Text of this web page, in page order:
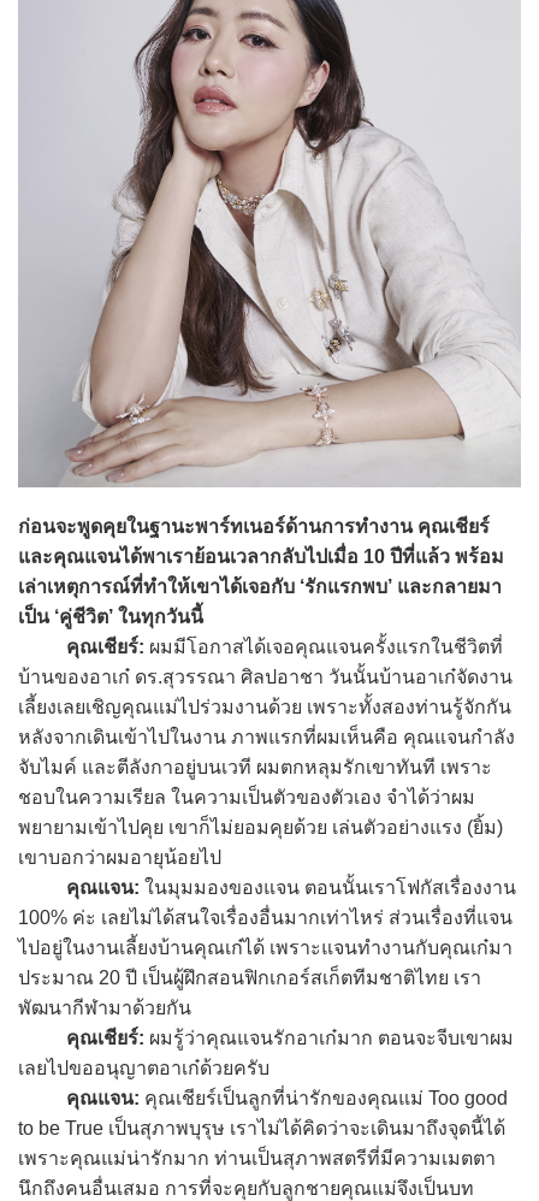
ก่อนจะพูดคุยในฐานะพาร์ทเนอร์ด้านการทำงาน คุณเชียร์
และคุณแจนได้พาเราย้อนเวลากลับไปเมื่อ 10 ปีที่แล้ว พร้อม
เล่าเหตุการณ์ที่ทำให้เขาได้เจอกับ ‘รักแรกพบ’ และกลายมา
เป็น ‘คู่ชีวิต’ ในทุกวันนี้
คุณเชียร์: ผมมีโอกาสได้เจอคุณแจนครั้งแรกในชีวิตที่
บ้านของอาเก๋ ดร.สุวรรณา ศิลปอาชา วันนั้นบ้านอาเก๋จัดงาน
เลี้ยงเลยเชิญคุณแม่ไปร่วมงานด้วย เพราะทั้งสองท่านรู้จักกัน
หลังจากเดินเข้าไปในงาน ภาพแรกที่ผมเห็นคือ คุณแจนกำลัง
จับไมค์ และตีลังกาอยู่บนเวที ผมตกหลุมรักเขาทันที เพราะ
ชอบในความเรียล ในความเป็นตัวของตัวเอง จำได้ว่าผม
พยายามเข้าไปคุย เขาก็ไม่ยอมคุยด้วย เล่นตัวอย่างแรง (ยิ้ม)
เขาบอกว่าผมอายุน้อยไป
คุณแจน: ในมุมมองของแจน ตอนนั้นเราโฟกัสเรื่องงาน
100% ค่ะ เลยไม่ได้สนใจเรื่องอื่นมากเท่าไหร่ ส่วนเรื่องที่แจน
ไปอยู่ในงานเลี้ยงบ้านคุณเก๋ได้ เพราะแจนทำงานกับคุณเก๋มา
ประมาณ 20 ปี เป็นผู้ฝึกสอนฟิกเกอร์สเก็ตทีมชาติไทย เรา
พัฒนากีฬามาด้วยกัน
คุณเชียร์: ผมรู้ว่าคุณแจนรักอาเก๋มาก ตอนจะจีบเขาผม
เลยไปขออนุญาตอาเก๋ด้วยครับ
คุณแจน: คุณเชียร์เป็นลูกที่น่ารักของคุณแม่ Too good
to be True เป็นสุภาพบุรุษ เราไม่ได้คิดว่าจะเดินมาถึงจุดนี้ได้
เพราะคุณแม่น่ารักมาก ท่านเป็นสุภาพสตรีที่มีความเมตตา
นึกถึงคนอื่นเสมอ การที่จะคุยกับลูกชายคุณแม่จึงเป็นบท